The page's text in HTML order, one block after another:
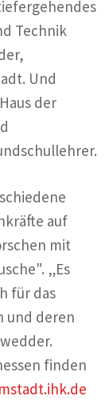
Technik
Und
der
auf
mit
„Es
für das
und deren
finden